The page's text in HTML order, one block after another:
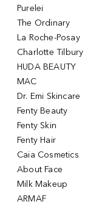
Purelei
The Ordinary
La Roche-Posay
Charlotte Tilbury
HUDA BEAUTY
MAC
Dr. Emi Skincare
Fenty Beauty
Fenty Skin
Fenty Hair
Caia Cosmetics
About Face
Milk Makeup
ARMAF